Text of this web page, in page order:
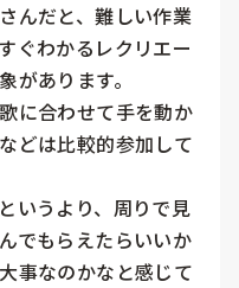
んだと、難しい作業
ぐわかるレクリエー
があります。
に合わせて手を動か
どは比較的参加して
いうより、周りで見
でもらえたらいいか
事なのかなと感じて